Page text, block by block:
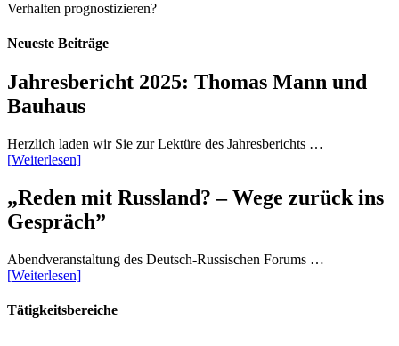
Verhalten prognostizieren?
Neueste Beiträge
Jahresbericht 2025: Thomas Mann und
Bauhaus
Herzlich laden wir Sie zur Lektüre des Jahresberichts …
[Weiterlesen]
„Reden mit Russland? – Wege zurück ins
Gespräch”
Abendveranstaltung des Deutsch-Russischen Forums …
[Weiterlesen]
Tätigkeitsbereiche